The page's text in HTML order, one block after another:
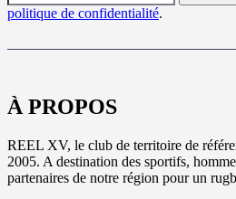
politique de confidentialité.
À PROPOS
REEL XV, le club de territoire de
2005. A destination des sportifs,
partenaires de notre région pour un